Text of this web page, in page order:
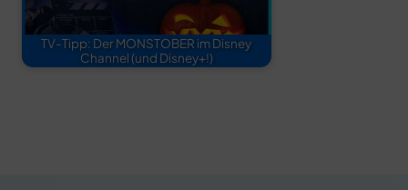
TV-Tipp: Der MONSTOBER im Disney
Channel (und Disney+!)